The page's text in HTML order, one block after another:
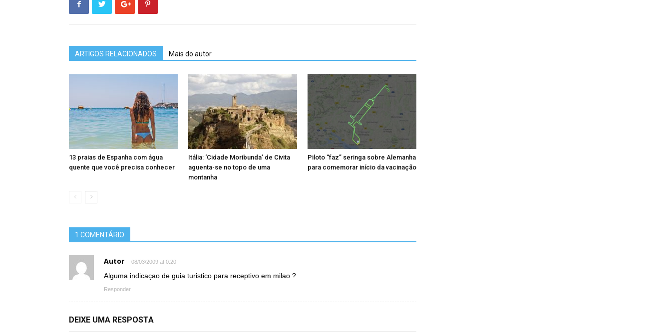
ARTIGOS RELACIONADOS Mais do autor
13 praias de Espanha com água
quente que você precisa conhecer
Itália: ‘Cidade Moribunda’ de Civita
aguenta-se no topo de uma
montanha
Piloto “faz” seringa sobre Alemanha
para comemorar início da vacinação
1 COMENTÁRIO
Autor 08/03/2009 at 0:20
Alguma indicaçao de guia turistico para receptivo em milao ?
Responder
DEIXE UMA RESPOSTA